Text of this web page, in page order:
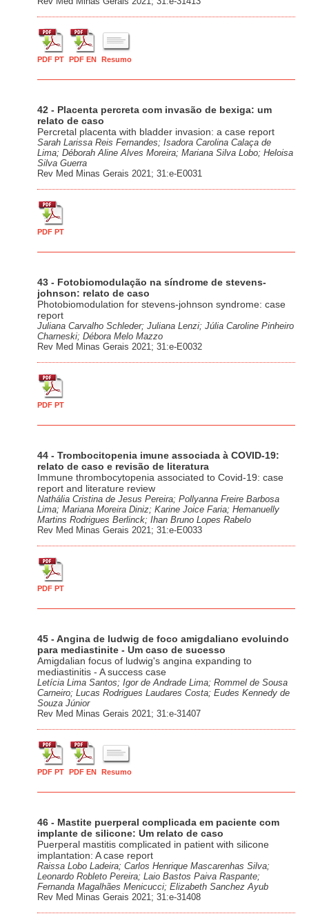
PDF PT PDF EN Resumo
42 - Placenta percreta com invasão de bexiga: um
relato de caso
Percretal placenta with bladder invasion: a case report
Sarah Larissa Reis Fernandes; Isadora Carolina Calaça de
Lima; Déborah Aline Alves Moreira; Mariana Silva Lobo; Heloisa
Silva Guerra
Rev Med Minas Gerais 2021; 31:e-E0031
PDF PT
43 - Fotobiomodulação na síndrome de stevens-
johnson: relato de caso
Photobiomodulation for stevens-johnson syndrome: case
report
Juliana Carvalho Schleder; Juliana Lenzi; Júlia Caroline Pinheiro
Charneski; Débora Melo Mazzo
Rev Med Minas Gerais 2021; 31:e-E0032
PDF PT
44 - Trombocitopenia imune associada à COVID-19:
relato de caso e revisão de literatura
Immune thrombocytopenia associated to Covid-19: case
report and literature review
Nathália Cristina de Jesus Pereira; Pollyanna Freire Barbosa
Lima; Mariana Moreira Diniz; Karine Joice Faria; Hemanuelly
Martins Rodrigues Berlinck; Ihan Bruno Lopes Rabelo
Rev Med Minas Gerais 2021; 31:e-E0033
PDF PT
45 - Angina de ludwig de foco amigdaliano evoluindo
para mediastinite - Um caso de sucesso
Amigdalian focus of ludwig's angina expanding to
mediastinitis - A success case
Letícia Lima Santos; Igor de Andrade Lima; Rommel de Sousa
Carneiro; Lucas Rodrigues Laudares Costa; Eudes Kennedy de
Souza Júnior
Rev Med Minas Gerais 2021; 31:e-31407
PDF PT PDF EN Resumo
46 - Mastite puerperal complicada em paciente com
implante de silicone: Um relato de caso
Puerperal mastitis complicated in patient with silicone
implantation: A case report
Raissa Lobo Ladeira; Carlos Henrique Mascarenhas Silva;
Leonardo Robleto Pereira; Laio Bastos Paiva Raspante;
Fernanda Magalhães Menicucci; Elizabeth Sanchez Ayub
Rev Med Minas Gerais 2021; 31:e-31408